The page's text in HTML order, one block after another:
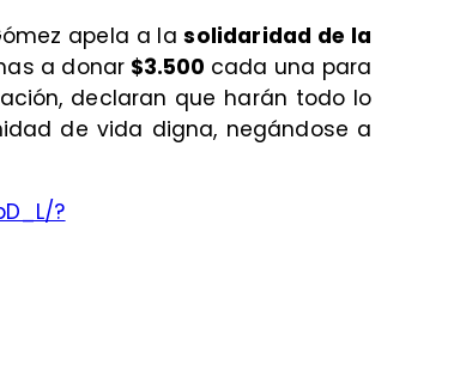
apela a lasolidaridad de la
a donar $3.500 cada una para
declaran que harán todo lo
de vida digna, negándose a
?